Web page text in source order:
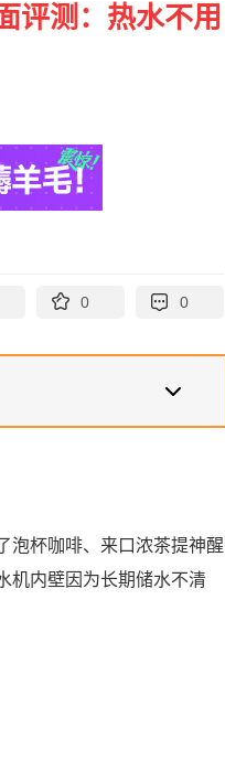
评测：热水不用
0 0
泡杯咖啡、来口浓茶提神醒
机内壁因为长期储水不清